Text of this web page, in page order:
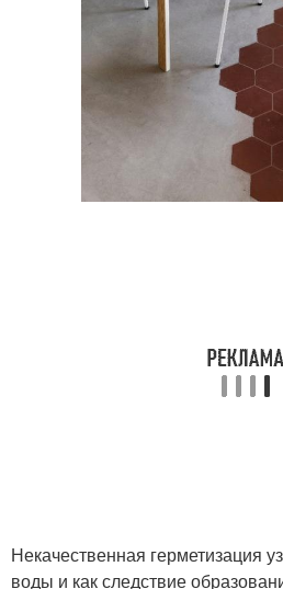
Некачественная герметизация
воды и как следствие